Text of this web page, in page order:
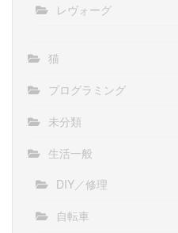
レヴォーグ
猫
プログラミング
未分類
生活一般
DIY／修理
自転車